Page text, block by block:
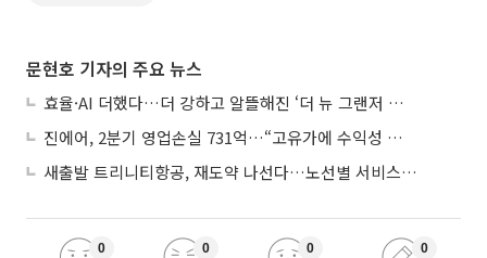
문현호 기자의 주요 뉴스
효율·AI 더했다…더 강하고 알뜰해진 ‘더 뉴 그랜저 하이브리드’
진에어, 2분기 영업손실 731억…“고유가에 수익성 악화”
새출발 트리니티항공, 재도약 나선다…노선별 서비스 차별화
0 0 0 0